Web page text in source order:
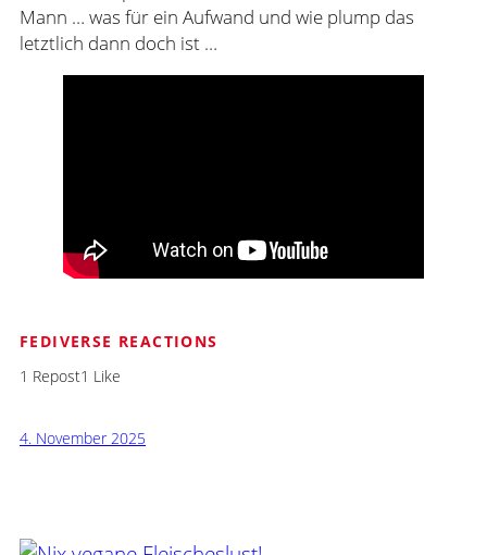
Mann … was für ein Aufwand und wie plump das
letztlich dann doch ist …
FEDIVERSE REACTIONS
1 Repost1 Like
4. November 2025